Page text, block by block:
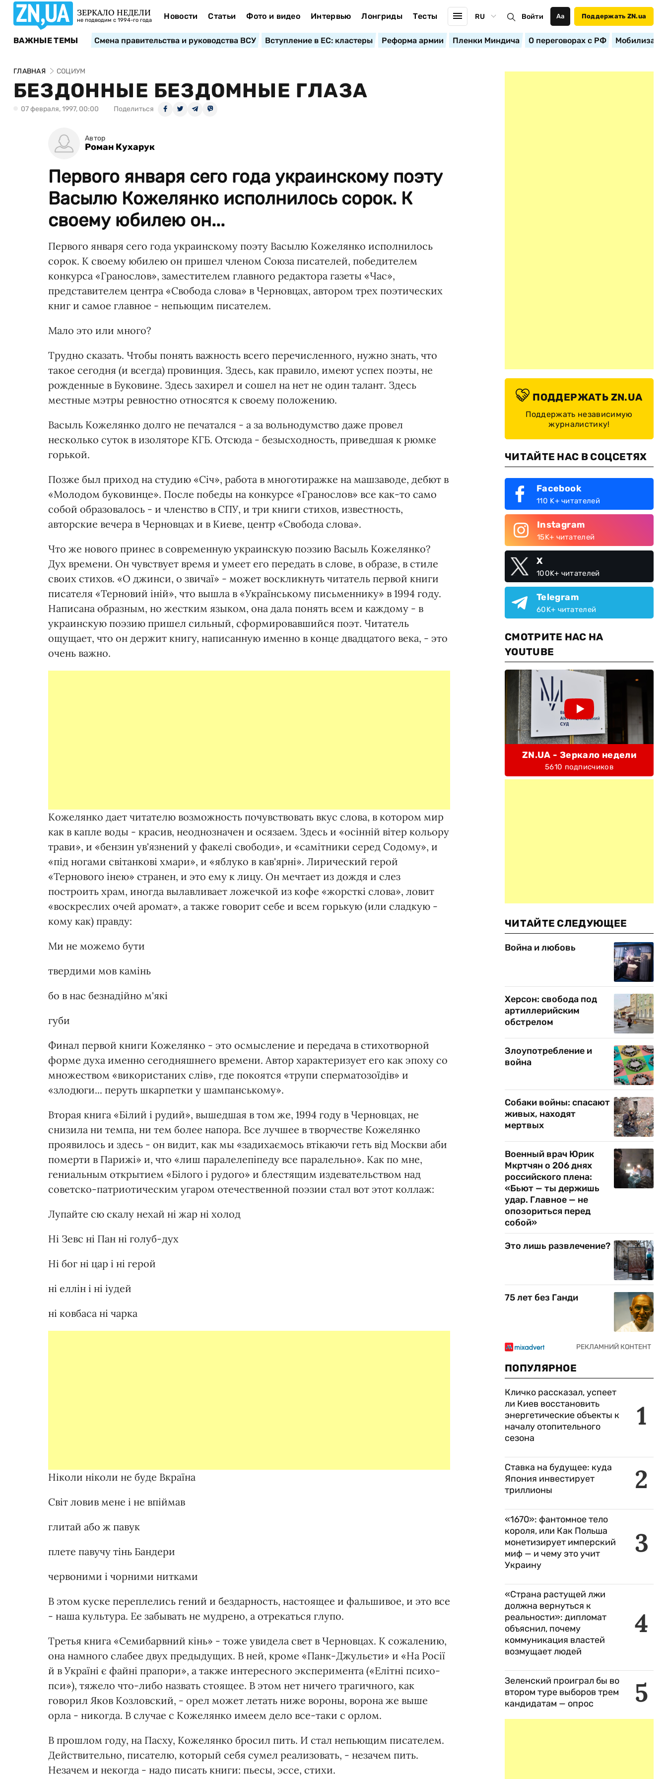
ЗЕРКАЛО НЕДЕЛИ
не подводим с 1994-го года Новости Статьи Фото и видео Интервью Лонгриды Тесты RU Войти Аа Поддержать ZN.ua
ВАЖНЫЕ ТЕМЫ Смена правительства и руководства ВСУ Вступление в ЕС: кластеры Реформа армии Пленки Миндича О переговорах с РФ
ГЛАВНАЯ СОЦИУМ
БЕЗДОННЫЕ БЕЗДОМНЫЕ ГЛАЗА
07 февраля, 1997, 00:00 Поделиться
Автор
Роман Кухарук
Первого января сего года украинскому поэту
Васылю Кожелянко исполнилось сорок. К
своему юбилею он...
Первого января сего года украинскому поэту Васылю Кожелянко исполнилось
сорок. К своему юбилею он пришел членом Союза писателей, победителем
конкурса «Гранослов», заместителем главного редактора газеты «Час»,
представителем центра «Свобода слова» в Черновцах, автором трех поэтических
книг и самое главное - непьющим писателем.
Мало это или много?
Трудно сказать. Чтобы понять важность всего перечисленного, нужно знать, что
такое сегодня (и всегда) провинция. Здесь, как правило, имеют успех поэты, не
рожденные в Буковине. Здесь захирел и сошел на нет не один талант. Здесь
местные мэтры ревностно относятся к своему положению.
Васыль Кожелянко долго не печатался - а за вольнодумство даже провел
несколько суток в изоляторе КГБ. Отсюда - безысходность, приведшая к рюмке
горькой.
Позже был приход на студию «Січ», работа в многотиражке на машзаводе, дебют в
«Молодом буковинце». После победы на конкурсе «Гранослов» все как-то само
собой образовалось - и членство в СПУ, и три книги стихов, известность,
авторские вечера в Черновцах и в Киеве, центр «Свобода слова».
Что же нового принес в современную украинскую поэзию Васыль Кожелянко?
Дух времени. Он чувствует время и умеет его передать в слове, в образе, в стиле
своих стихов. «О джинси, о звичаї» - может воскликнуть читатель первой книги
писателя «Терновий іній», что вышла в «Українському письменнику» в 1994 году.
Написана образным, но жестким языком, она дала понять всем и каждому - в
украинскую поэзию пришел сильный, сформировавшийся поэт. Читатель
ощущает, что он держит книгу, написанную именно в конце двадцатого века, - это
очень важно.
Кожелянко дает читателю возможность почувствовать вкус слова, в котором мир
как в капле воды - красив, неоднозначен и осязаем. Здесь и «осінній вітер кольору
трави», и «бензин ув'язнений у факелі свободи», и «самітники серед Содому», и
«під ногами світанкові хмари», и «яблуко в кав'ярні». Лирический герой
«Тернового інею» странен, и это ему к лицу. Он мечтает из дождя и слез
построить храм, иногда вылавливает ложечкой из кофе «жорсткі слова», ловит
«воскреслих очей аромат», а также говорит себе и всем горькую (или сладкую -
кому как) правду:
Ми не можемо бути
твердими мов камінь
бо в нас безнадійно м'які
губи
Финал первой книги Кожелянко - это осмысление и передача в стихотворной
форме духа именно сегодняшнего времени. Автор характеризует его как эпоху со
множеством «використаних слів», где покоятся «трупи сперматозоїдів» и
«злодюги... перуть шкарпетки у шампанському».
Вторая книга «Білий і рудий», вышедшая в том же, 1994 году в Черновцах, не
снизила ни темпа, ни тем более напора. Все лучшее в творчестве Кожелянко
проявилось и здесь - он видит, как мы «задихаємось втікаючи геть від Москви аби
померти в Парижі» и, что «лиш паралелепіпеду все паралельно». Как по мне,
гениальным открытием «Білого і рудого» и блестящим издевательством над
советско-патриотическим угаром отечественной поэзии стал вот этот коллаж:
Лупайте сю скалу нехай ні жар ні холод
Ні Зевс ні Пан ні голуб-дух
Ні бог ні цар і ні герой
ні еллін і ні іудей
ні ковбаса ні чарка
Ніколи ніколи не буде Вкраїна
Світ ловив мене і не впіймав
глитай або ж павук
плете павучу тінь Бандери
червоними і чорними нитками
В этом куске переплелись гений и бездарность, настоящее и фальшивое, и это все
- наша культура. Ее забывать не мудрено, а отрекаться глупо.
Третья книга «Семибарвний кінь» - тоже увидела свет в Черновцах. К сожалению,
она намного слабее двух предыдущих. В ней, кроме «Панк-Джульєти» и «На Росії
й в Україні є файні прапори», а также интересного эксперимента («Елітні психо-
пси»), тяжело что-либо назвать стоящее. В этом нет ничего трагичного, как
говорил Яков Козловский, - орел может летать ниже вороны, ворона же выше
орла - никогда. В случае с Кожелянко имеем дело все-таки с орлом.
В прошлом году, на Пасху, Кожелянко бросил пить. И стал непьющим писателем.
Действительно, писателю, который себя сумел реализовать, - незачем пить.
Незачем и некогда - надо писать книги: пьесы, эссе, стихи.
ПОДДЕРЖАТЬ ZN.UA
Поддержать независимую
журналистику!
ЧИТАЙТЕ НАС В СОЦСЕТЯХ
Facebook
110 K+ читателей
Instagram
15K+ читателей
X
100K+ читателей
Telegram
60K+ читателей
СМОТРИТЕ НАС НА
YOUTUBE
ZN.UA - Зеркало недели
5610 подписчиков
ЧИТАЙТЕ СЛЕДУЮЩЕЕ
Война и любовь
Херсон: свобода под
артиллерийским
обстрелом
Злоупотребление и
война
Собаки войны: спасают
живых, находят
мертвых
Военный врач Юрик
Мкртчян о 206 днях
российского плена:
«Бьют — ты держишь
удар. Главное — не
опозориться перед
собой»
Это лишь развлечение?
75 лет без Ганди
ПОПУЛЯРНОЕ
1
Кличко рассказал, успеет
ли Киев восстановить
энергетические объекты к
началу отопительного
сезона
2
Ставка на будущее: куда
Япония инвестирует
триллионы
3
«1670»: фантомное тело
короля, или Как Польша
монетизирует имперский
миф — и чему это учит
Украину
4
«Страна растущей лжи
должна вернуться к
реальности»: дипломат
объяснил, почему
коммуникация властей
возмущает людей
5
Зеленский проиграл бы во
втором туре выборов трем
кандидатам — опрос